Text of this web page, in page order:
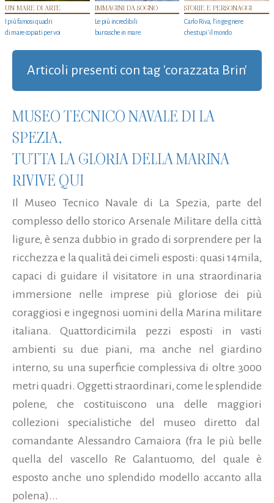
UN MARE DI ARTE
I più famosi quadri
di mare copiati per voi
IMMAGINI DA SOGNO
Le più incredibili
burrasche in mare
STORIE E PERSONAGGI
Carlo Riva, l’ingegnere
che stupi' il mondo
Articoli presenti con tag 'corazzata Brin'
MUSEO TECNICO NAVALE DI LA
SPEZIA,
TUTTA LA GLORIA DELLA MARINA
RIVIVE QUI
Il Museo Tecnico Navale di La Spezia, parte del
complesso dello storico Arsenale Militare della città
ligure, è senza dubbio in grado di sorprendere per la
ricchezza e la qualità dei cimeli esposti: quasi 14mila,
capaci di guidare il visitatore in una straordinaria
immersione nelle imprese più gloriose dei più
coraggiosi e ingegnosi uomini della Marina militare
italiana. Quattordicimila pezzi esposti in vasti
ambienti su due piani, ma anche nel giardino
interno, su una superficie complessiva di oltre 3000
metri quadri. Oggetti straordinari, come le splendide
polene, che costituiscono una delle maggiori
collezioni specialistiche del museo diretto dal
comandante Alessandro Camaiora (fra le più belle
quella del vascello Re Galantuomo, del quale è
esposto anche uno splendido modello accanto alla
polena)...